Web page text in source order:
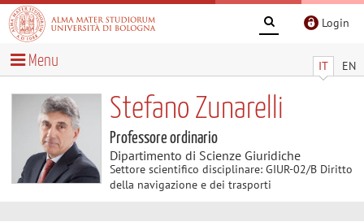
Login
IT EN
Menu
Stefano Zunarelli
Professore ordinario
Dipartimento di Scienze Giuridiche
Settore scientifico disciplinare: GIUR-02/B Diritto
della navigazione e dei trasporti